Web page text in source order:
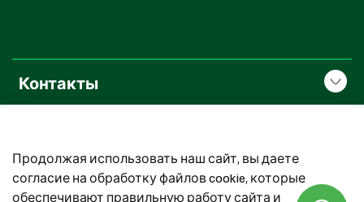
Контакты
Покупателям
Продолжая использовать наш сайт, вы даете
согласие на обработку файлов cookie, которые
обеспечивают правильную работу сайта и